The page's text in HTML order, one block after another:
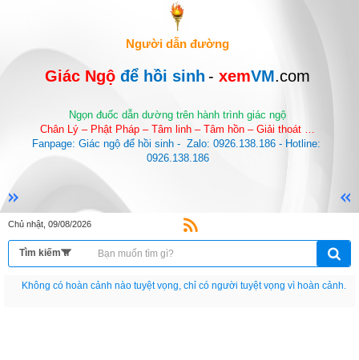
Người dẫn đường
Giác Ngộ để hồi sinh - xemVM.com
Ngọn đuốc dẫn dường trên hành trình giác ngộ
Chân Lý – Phật Pháp – Tâm linh – Tâm hồn – Giải thoát …
Fanpage: Giác ngộ để hồi sinh -  Zalo: 0926.138.186 - Hotline:
0926.138.186
Chủ nhật, 09/08/2026
Không có hoàn cảnh nào tuyệt vọng, chỉ có người tuyệt vọng vì hoàn cảnh.